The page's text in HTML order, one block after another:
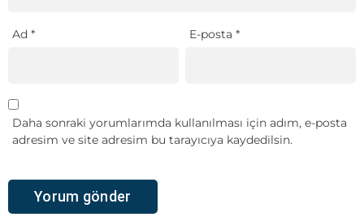
Ad * E-posta*
Daha sonraki yorumlarımda kullanılması için adım, e-posta
adresim ve site adresim bu tarayıcıya kaydedilsin.